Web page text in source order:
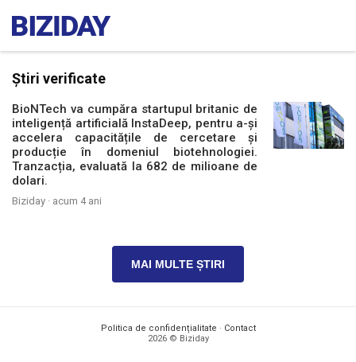
Știri verificate
BioNTech va cumpăra startupul britanic de
inteligență artificială InstaDeep, pentru a-și
accelera capacitățile de cercetare și
producție în domeniul biotehnologiei.
Tranzacția, evaluată la 682 de milioane de
dolari.
Biziday · acum 4 ani
MAI MULTE ȘTIRI
Politica de confidențialitate · Contact
2026 © Biziday